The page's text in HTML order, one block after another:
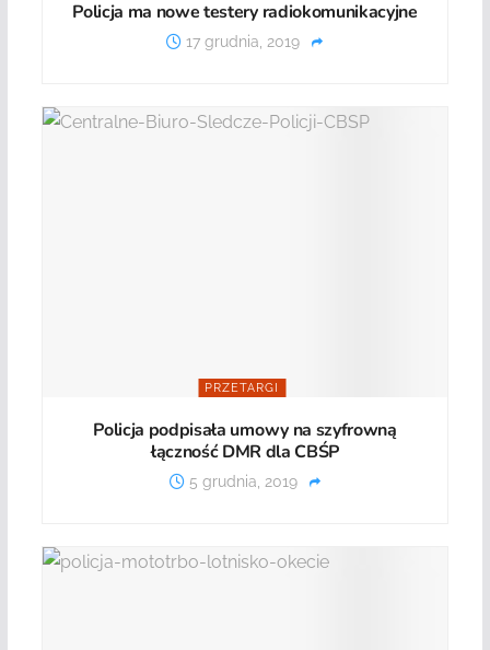
Policja ma nowe testery radiokomunikacyjne
17 grudnia, 2019
PRZETARGI
Policja podpisała umowy na szyfrowną
łączność DMR dla CBŚP
5 grudnia, 2019